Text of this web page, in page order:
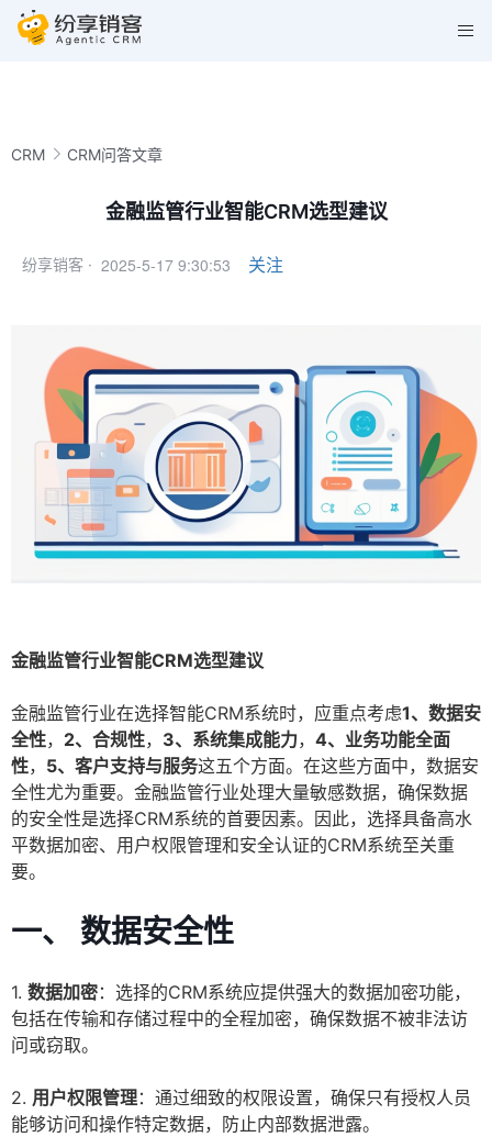
CRM CRM问答文章
金融监管行业智能CRM选型建议
纷享销客 · 2025-5-17 9:30:53 关注
金融监管行业智能CRM选型建议
金融监管行业在选择智能CRM系统时，应重点考虑1、数据安
全性， 2、合规性， 3、系统集成能力， 4、业务功能全面
性， 5、客户支持与服务这五个方面。在这些方面中，数据安
全性尤为重要。金融监管行业处理大量敏感数据，确保数据
的安全性是选择CRM系统的首要因素。因此，选择具备高水
平数据加密、用户权限管理和安全认证的CRM系统至关重
要。
一、 数据安全性
1. 数据加密：选择的CRM系统应提供强大的数据加密功能，
包括在传输和存储过程中的全程加密，确保数据不被非法访
问或窃取。
2. 用户权限管理：通过细致的权限设置，确保只有授权人员
能够访问和操作特定数据，防止内部数据泄露。